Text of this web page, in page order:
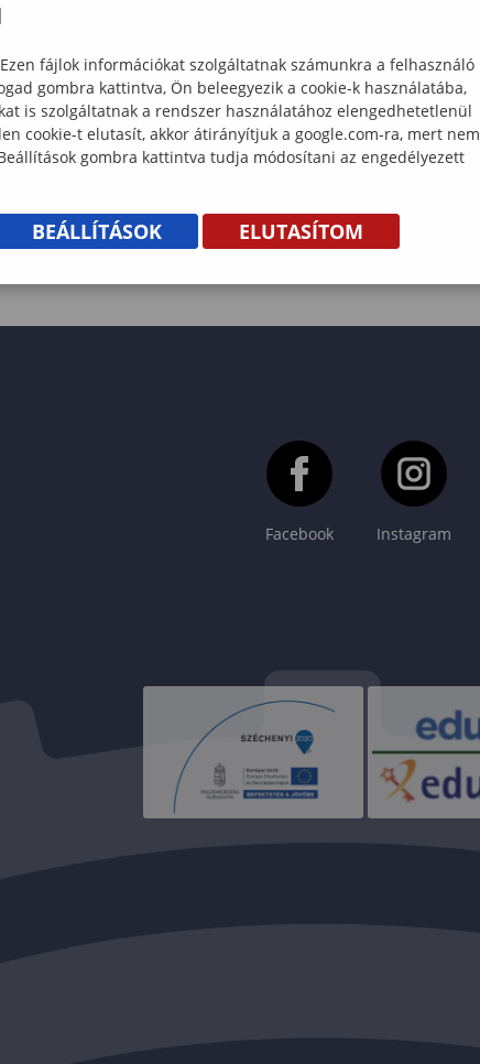
Facebook Instagram
fájlok információkat szolgáltatnak számunkra a felhasználó
gombra kattintva, Ön beleegyezik a cookie-k használatába,
is szolgáltatnak a rendszer használatához elengedhetetlenül
cookie-t elutasít, akkor átirányítjuk a google.com-ra, mert nem
gombra kattintva tudja módosítani az engedélyezett
BEÁLLÍTÁSOK ELUTASÍTOM